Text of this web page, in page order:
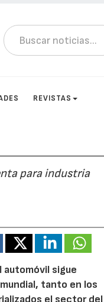
REVISTAS
para industria
automóvil sigue
tanto en los